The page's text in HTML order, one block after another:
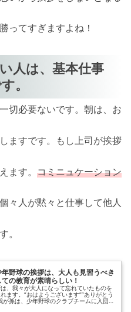
ってすぎますよね！
人は、基本仕事
。
切必要ないです。朝は、お
ますです。もし上司が挨拶
ます。 コミニュケーション
々人が黙々と仕事して他人
。
年野球の挨拶は、大人も見習うべき
の教育が素晴らしい！
、我々が大人になって忘れていたものを
ます。”おはようございます””ありがとう
が孫は、少年野球のクラブチームに入団し